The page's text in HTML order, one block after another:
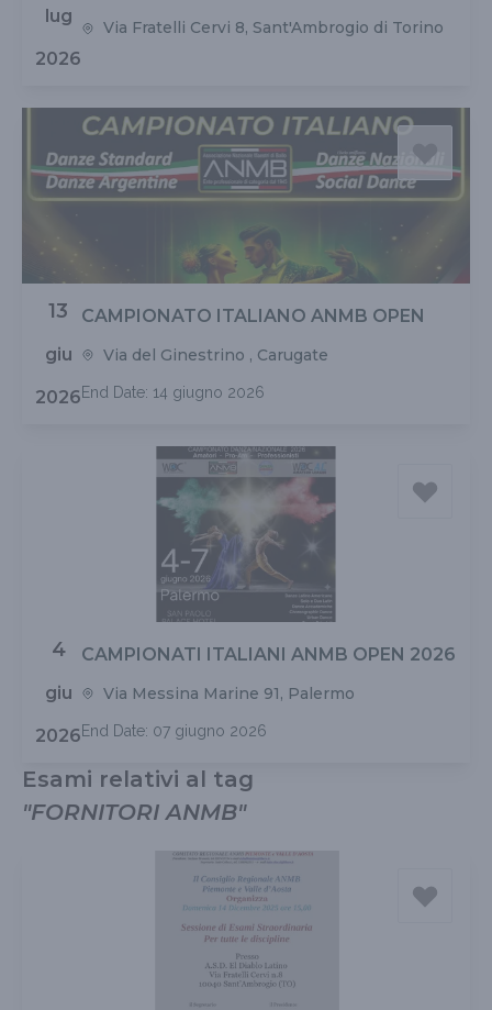
lug
2026
Via Fratelli Cervi 8, Sant'Ambrogio di Torino
13
giu
2026
CAMPIONATO ITALIANO ANMB OPEN
Via del Ginestrino , Carugate
End Date: 14 giugno 2026
4
giu
2026
CAMPIONATI ITALIANI ANMB OPEN 2026
Via Messina Marine 91, Palermo
End Date: 07 giugno 2026
Esami relativi al tag
"FORNITORI ANMB"